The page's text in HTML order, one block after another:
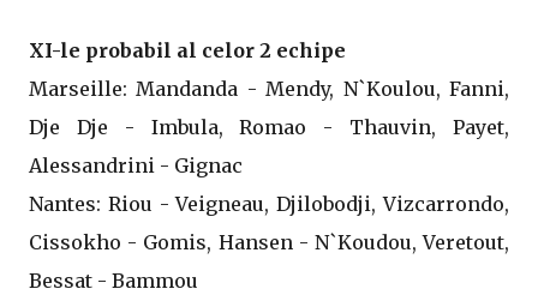
XI-le probabil al celor 2 echipe
Marseille: Mandanda - Mendy, N`Koulou, Fanni,
Dje Dje - Imbula, Romao - Thauvin, Payet,
Alessandrini - Gignac
Nantes: Riou - Veigneau, Djilobodji, Vizcarrondo,
Cissokho - Gomis, Hansen - N`Koudou, Veretout,
Bessat - Bammou